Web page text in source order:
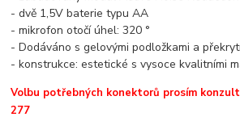
- dvě 1,5V baterie typu AA
- mikrofon otočí úhel: 320 °
- Dodáváno s gelovými podložkami a
- konstrukce: estetické s vysoce kvalitními
Volbu potřebných konektorů prosím
277